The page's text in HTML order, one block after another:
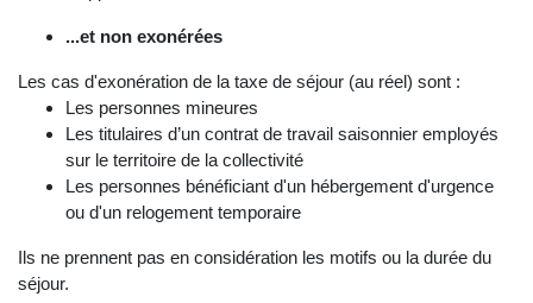
...et non exonérées
Les cas d'exonération de la taxe de séjour (au réel) sont :
Les personnes mineures
Les titulaires d’un contrat de travail saisonnier employés
sur le territoire de la collectivité
Les personnes bénéficiant d'un hébergement d'urgence
ou d'un relogement temporaire
Ils ne prennent pas en considération les motifs ou la durée du
séjour.